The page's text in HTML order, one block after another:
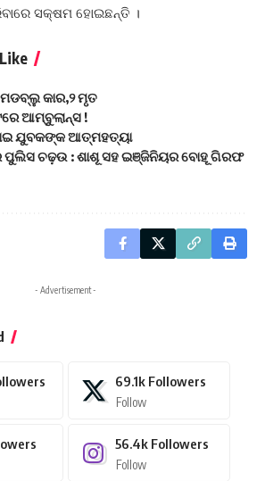
ସକ୍ଷମ ହୋଇଛନ୍ତି ।
କାର,୨ ମୃତ
ଆମ୍ବୁଲାନ୍ସ !
ଯୁବକଙ୍କ ଆତ୍ମହତ୍ୟା
ପୁଲିସ ଚଢ଼ଉ : ଶାଶୂ ସହ ଇଞ୍ଜିନିୟର ବୋହୂ ଗିରଫ
- Advertisement -
69.1k Followers
Follow
56.4k Followers
Follow